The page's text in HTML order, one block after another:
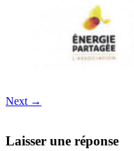
Next →
Laisser une réponse